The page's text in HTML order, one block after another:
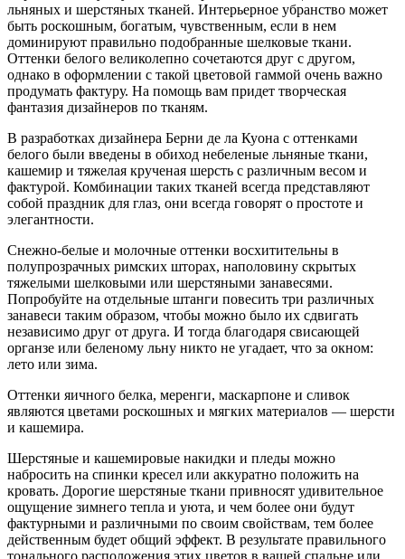
льняных и шерстяных тканей. Интерьерное убранство может
быть роскошным, богатым, чувственным, если в нем
доминируют правильно подобранные шелковые ткани.
Оттенки белого великолепно сочетаются друг с другом,
однако в оформлении с такой цветовой гаммой очень важно
продумать фактуру. На помощь вам придет творческая
фантазия дизайнеров по тканям.
В разработках дизайнера Берни де ла Куона с оттенками
белого были введены в обиход небеленые льняные ткани,
кашемир и тяжелая крученая шерсть с различным весом и
фактурой. Комбинации таких тканей всегда представляют
собой праздник для глаз, они всегда говорят о простоте и
элегантности.
Снежно-белые и молочные оттенки восхитительны в
полупрозрачных римских шторах, наполовину скрытых
тяжелыми шелковыми или шерстяными занавесями.
Попробуйте на отдельные штанги повесить три различных
занавеси таким образом, чтобы можно было их сдвигать
независимо друг от друга. И тогда благодаря свисающей
органзе или беленому льну никто не угадает, что за окном:
лето или зима.
Оттенки яичного белка, меренги, маскарпоне и сливок
являются цветами роскошных и мягких материалов — шерсти
и кашемира.
Шерстяные и кашемировые накидки и пледы можно
набросить на спинки кресел или аккуратно положить на
кровать. Дорогие шерстяные ткани привносят удивительное
ощущение зимнего тепла и уюта, и чем более они будут
фактурными и различными по своим свойствам, тем более
действенным будет общий эффект. В результате правильного
тонального расположения этих цветов в вашей спальне или